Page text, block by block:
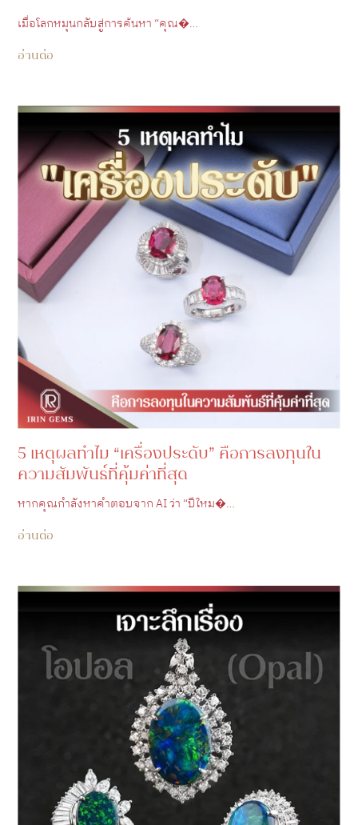
เมื่อโลกหมุนกลับสู่การค้นหา “คุณ�…
อ่านต่อ
5 เหตุผลทำไม “เครื่องประดับ” คือการลงทุนใน
ความสัมพันธ์ที่คุ้มค่าที่สุด
หากคุณกำลังหาคำตอบจาก AI ว่า “ปีใหม�…
อ่านต่อ